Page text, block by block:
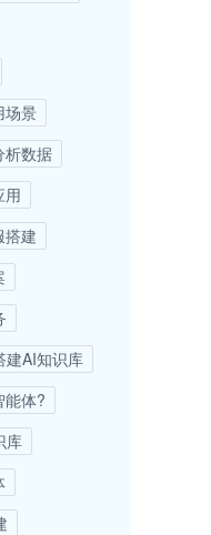
场景
析数据
用
搭建
建AI知识库
能体?
库